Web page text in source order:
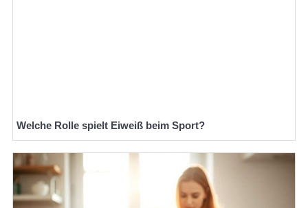
Welche Rolle spielt Eiweiß beim Sport?